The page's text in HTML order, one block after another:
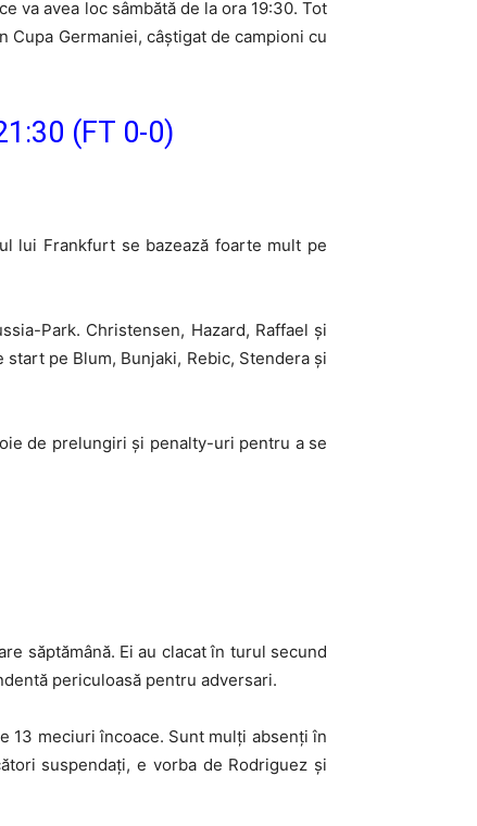
va avea loc sâmbătă de la ora 19:30. Tot
Germaniei, câștigat de campioni cu
(FT 0-0)
lui Frankfurt se bazează foarte mult pe
Park. Christensen, Hazard, Raffael și
pe Blum, Bunjaki, Rebic, Stendera și
de prelungiri și penalty-uri pentru a se
săptămână. Ei au clacat în turul secund
periculoasă pentru adversari.
13 meciuri încoace. Sunt mulți absenți în
suspendați, e vorba de Rodriguez și